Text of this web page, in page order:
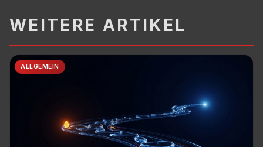
WEITERE ARTIKEL
ALLGEMEIN